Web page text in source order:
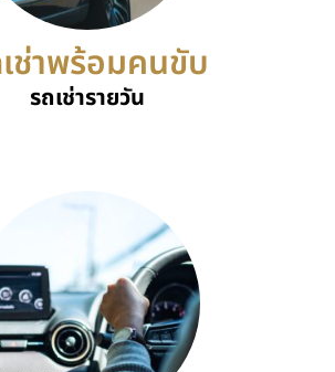
ช่าพร้อมคนขับ
รถเช่ารายวัน